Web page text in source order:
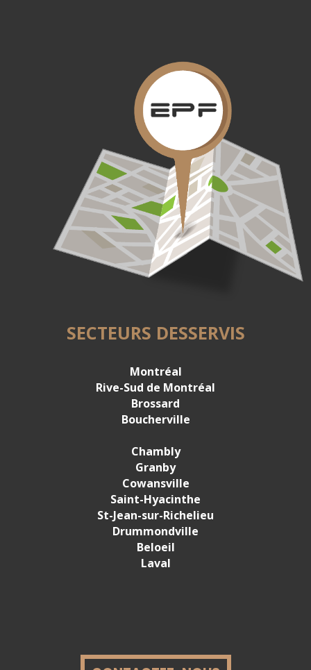
SECTEURS DESSERVIS
Montréal
Rive-Sud de Montréal
Brossard
Boucherville
Chambly
Granby
Cowansville
Saint-Hyacinthe
St-Jean-sur-Richelieu
Drummondville
Beloeil
Laval